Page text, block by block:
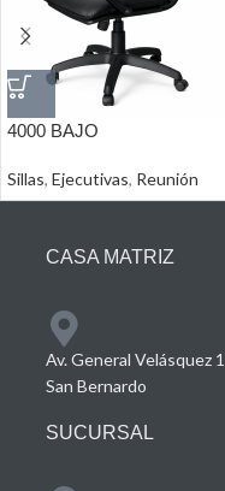
4000 BAJO
Sillas, Ejecutivas, Reunión
CASA MATRIZ
Av. General Velásquez
San Bernardo
SUCURSAL